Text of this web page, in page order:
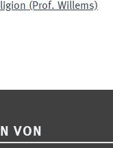
(Prof. Willems)
VON